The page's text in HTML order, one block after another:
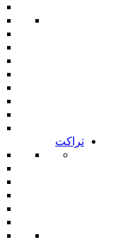
تراکت